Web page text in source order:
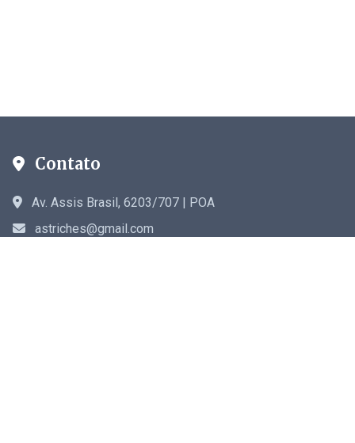
Contato
Av. Assis Brasil, 6203/707 | POA
astriches@gmail.com